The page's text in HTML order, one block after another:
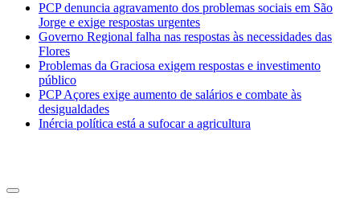
PCP denuncia agravamento dos problemas sociais em São
Jorge e exige respostas urgentes
Governo Regional falha nas respostas às necessidades das
Flores
Problemas da Graciosa exigem respostas e investimento
público
PCP Açores exige aumento de salários e combate às
desigualdades
Inércia política está a sufocar a agricultura